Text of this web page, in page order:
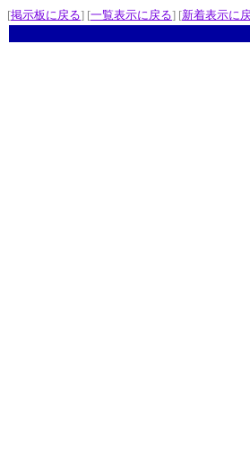
[掲示板に戻る] [一覧表示に戻る] [新着表示に